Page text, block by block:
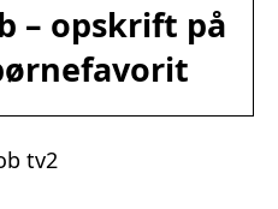
– opskrift på
tv2